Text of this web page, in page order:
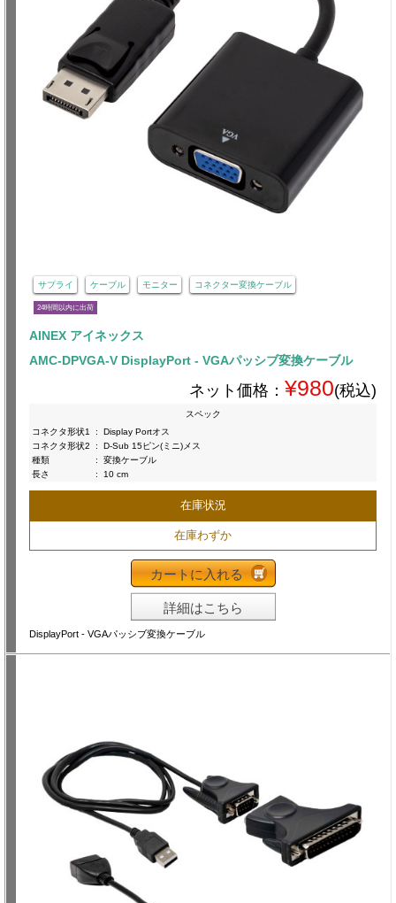
サプライ ケーブル モニター コネクター変換ケーブル
24時間以内に出荷
AINEX アイネックス
AMC-DPVGA-V DisplayPort - VGAパッシブ変換ケーブル
ネット価格： ¥980(税込)
スペック
コネクタ形状1
:
Display Portオス
コネクタ形状2
:
D-Sub 15ピン(ミニ)メス
種類
:
変換ケーブル
長さ
: 10 cm
在庫状況
在庫わずか
カートに入れる
詳細はこちら
DisplayPort - VGAパッシブ変換ケーブル